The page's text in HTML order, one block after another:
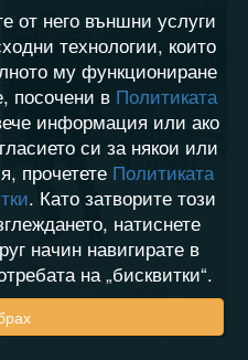
8
от него външни услуги
технологии, които
му функциониране
посочени в Политиката
информация или ако
си за някои или
прочетете Политиката
. Като затворите този
натиснете
начин навигирате в
на „бисквитки“.